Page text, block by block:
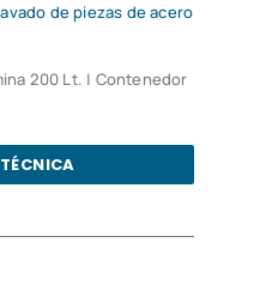
de piezas de acero
200 Lt. | Contenedor